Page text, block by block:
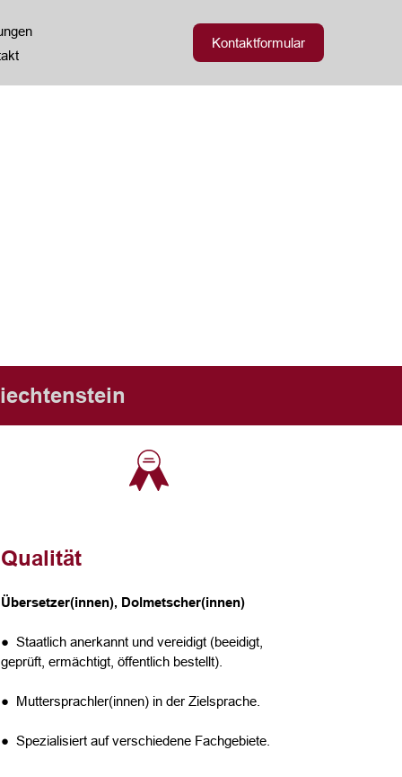
Kontaktformular
Qualität
Übersetzer(innen), Dolmetscher(innen)
● Staatlich anerkannt und vereidigt (beeidigt,
geprüft, ermächtigt, öffentlich bestellt).
● Muttersprachler(innen) in der Zielsprache.
● Spezialisiert auf verschiedene Fachgebiete.